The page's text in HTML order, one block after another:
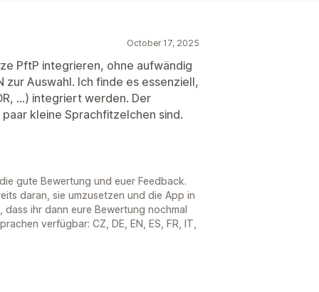
October 17, 2025
PftP integrieren, ohne aufwändig
zur Auswahl. Ich finde es essenziell,
...) integriert werden. Der
kleine Sprachfitzelchen sind.
gute Bewertung und euer Feedback.
daran, sie umzusetzen und die App in
ihr dann eure Bewertung nochmal
verfügbar: CZ, DE, EN, ES, FR, IT,